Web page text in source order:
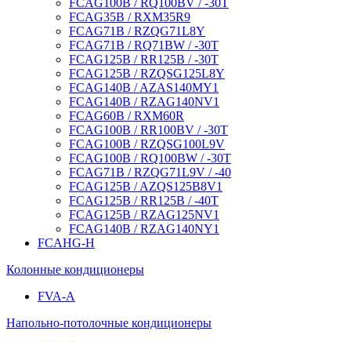
FCAG100B / RQ100BV / -30T
FCAG35B / RXM35R9
FCAG71B / RZQG71L8Y
FCAG71B / RQ71BW / -30T
FCAG125B / RR125B / -30T
FCAG125B / RZQSG125L8Y
FCAG140B / AZAS140MY1
FCAG140B / RZAG140NV1
FCAG60B / RXM60R
FCAG100B / RR100BV / -30T
FCAG100B / RZQSG100L9V
FCAG100B / RQ100BW / -30T
FCAG71B / RZQG71L9V / -40
FCAG125B / AZQS125B8V1
FCAG125B / RR125B / -40T
FCAG125B / RZAG125NV1
FCAG140B / RZAG140NY1
FCAHG-H
Колонные кондиционеры
FVA-A
Напольно-потолочные кондиционеры